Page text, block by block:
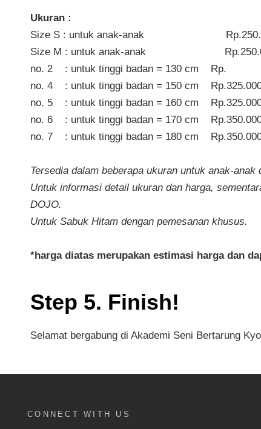
Ukuran :
Size S : untuk anak-anak
Size M : untuk anak-anak
no. 2 : untuk tinggi badan = 130 cm Rp.
no. 4 : untuk tinggi badan = 150 cm
no. 5 : untuk tinggi badan = 160 cm
no. 6 : untuk tinggi badan = 170 cm
no. 7 : untuk tinggi badan = 180 cm
Tersedia dalam beberapa ukuran untuk anak-anak
Untuk informasi detail ukuran dan harga,
DOJO.
Untuk Sabuk Hitam dengan pemesanan khusus.
*harga diatas merupakan estimasi harga dan
Step 5. Finish!
Selamat bergabung di Akademi Seni Bertarung
CONNECT WITH US